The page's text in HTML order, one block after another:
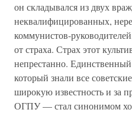
он складывался из двух
неквалифицированных,
коммунистов-
от страха. Страх этот
непрестанно. Единственный
который знали все
широкую известность и за
ОГПУ — стал синонимом